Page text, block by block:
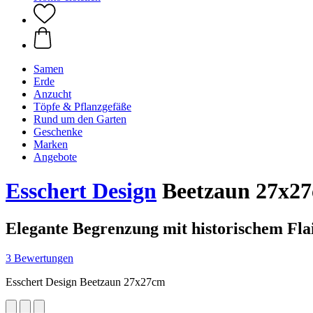
Samen
Erde
Anzucht
Töpfe & Pflanzgefäße
Rund um den Garten
Geschenke
Marken
Angebote
Esschert Design Beetzaun
Elegante Begrenzung mit historischem
3 Bewertungen
Esschert Design Beetzaun 27x27cm